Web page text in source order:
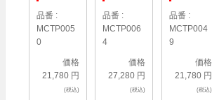
品番 :
MCTP005
0
価格
21,780 円
(税込)
品番 :
MCTP006
4
価格
27,280 円
(税込)
品番 :
MCTP004
9
価格
21,780 円
(税込)